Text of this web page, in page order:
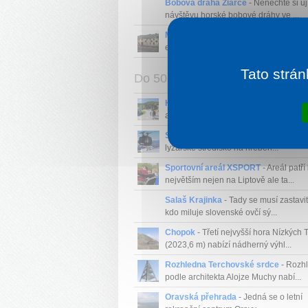
Bobová dráha Žiarce - Nenechte si
návštěvu horské bobové dráhy ve ...
Muzeum Černý Orel
expozicí myslivosti a rybářství, al...
Do 50 km
Habakuky zábavní park
- Lidovo-
architektura lidových pohádek ...
Ski areál Jasná
lyžařské středisko na hřeben...
Sportovní areál XSPORT- Areál patří
největším nejen na Liptově ale ta...
Salaš Krajinka - Tady se musí
kdo miluje slovenské ovčí sý...
Chopok - Třetí nejvyšší hora Nízkých
(2023,6 m) nabízí nádherný výhl...
Rozhledna Terchovské srdce -
podle architekta Alojze Muchy nabí...
Oravská přehrada - Jedná se o letní
Tato